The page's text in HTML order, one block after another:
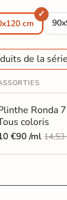
cm
de la série
Ronda
coloris
€90 /ml14,53